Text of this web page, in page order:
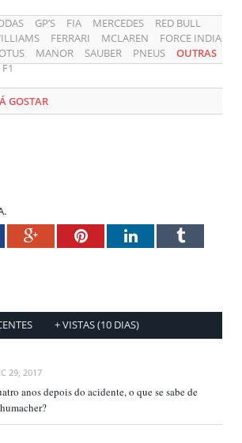
GP’S FIA MERCEDES
RED BULL
FERRARI MCLAREN
FORCE INDIA
MANOR SAUBER PNEUS
OUTRAS
F1
GOSTAR
Google+PinterestLinkedInTumblr
+ VISTAS (10 DIAS)
29, 2017
anos depois do acidente, o que se sabe de